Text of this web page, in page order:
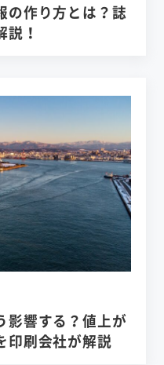
の作り方とは？誌
！
影響する？値上が
印刷会社が解説